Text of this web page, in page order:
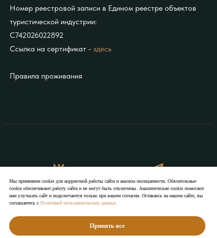
Номер реестровой записи в Едином реестре объектов
туристической индустрии:
С742026022892
Ссылка на сертификат - здесь
Правила проживания
Создание сайта Leto.Website
Мы применяем cookie для корректной работы сайта и анализа посещаемости. Обязательные
cookie обеспечивают работу сайта и не могут быть отключены. Аналитические cookie помогают
нам улучшать сайт и подключаются только при вашем согласии. Оставаясь на нашем сайте, вы
соглашаетесь с Политикой пользовательских данных.
Принять все